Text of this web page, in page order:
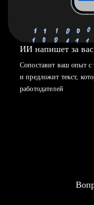
ИИ напишет за
Сопоставит ваш опыт с
и предложит текст,
работодателей